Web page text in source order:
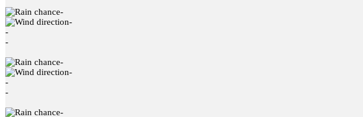
-
-
-
-
-
-
-
-
-